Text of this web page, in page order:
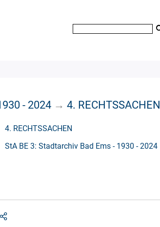
- 2024 → 4. RECHTSSACHEN
4. RECHTSSACHEN
StA BE 3: Stadtarchiv Bad Ems - 1930 - 2024